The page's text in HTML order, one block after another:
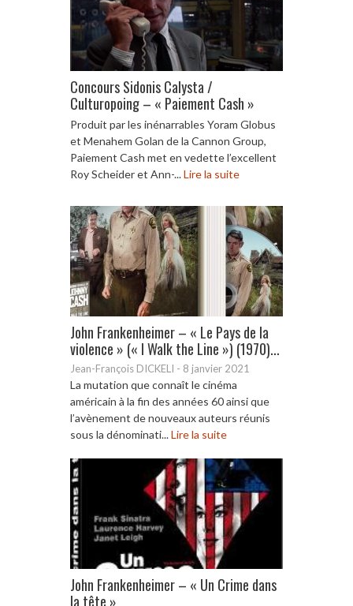
Concours Sidonis Calysta /
Culturopoing – « Paiement Cash »
Produit par les inénarrables Yoram Globus
et Menahem Golan de la Cannon Group,
Paiement Cash met en vedette l’excellent
Roy Scheider et Ann-...Lire la suite
John Frankenheimer – « Le Pays de la
violence » (« I Walk the Line ») (1970)...
Jean-François DICKELI - 8 janvier 2021
La mutation que connaît le cinéma
américain à la fin des années 60 ainsi que
l’avènement de nouveaux auteurs réunis
sous la dénominati...Lire la suite
John Frankenheimer – « Un Crime dans
la tête »